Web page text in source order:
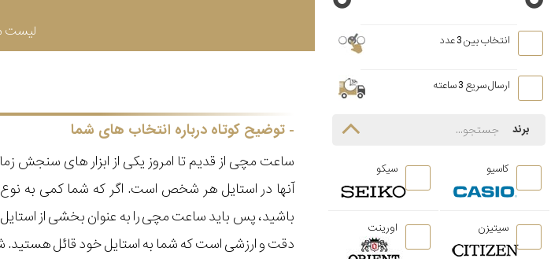
لیست
توضیح کوتاه درباره انتخاب های شما
ساعت مچی از قدیم تا امروز یکی از ابزار های
آنها در استایل هر شخص است. اگر که شما کمی به
باشید، پس باید ساعت مچی را به عنوان بخشی از
دقت و ارزشی است که شما به استایل خود قائل هستید.
انتخاب بین 3 عدد
ارسال سریع 3 ساعته
برند
کاسیو سیکو
سیتیزن اورینت